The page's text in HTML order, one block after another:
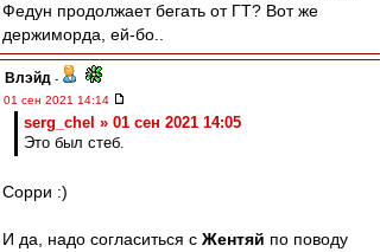
Федун продолжает бегать от ГТ? Вот же
держиморда, ей-бо..
Влэйд -
01 сен 2021 14:14
serg_chel » 01 сен 2021 14:05
Это был стеб.
Сорри :)
И да, надо согласиться с Жентяй по поводу